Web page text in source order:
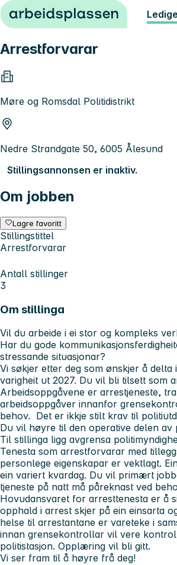
Hopp til innhold
Arrestforvarar
Møre og Romsdal Politidistrikt
Nedre Strandgate 50, 6005 Ålesund
Stillingsannonsen er inaktiv.
Om jobben
Lagre favoritt
Stillingstittel
Arrestforvarar
Antall stillinger
3
Om stillinga
Vil du arbeide i ei stor og kompleks
Har du gode
stressande situasjonar?
Vi søkjer etter deg som ønskjer å
varigheit ut 2027. Du vil bli tilsett som
Arbeidsoppgåvene er arrestjeneste,
arbeidsoppgåver innanfor
behov. Det er ikkje stilt krav til
Du vil høyre til den operative delen
Til stillinga ligg avgrensa
Tenesta som arrestforvarar med
personlege eigenskapar er vektlagt.
ein variert kvardag. Du vil primært
tjeneste på natt må påreknast ved
Hovudansvaret for arresttenesta er å
opphald i arrest skjer på ein einsarta
helse til arrestantane er vareteke i
innan grensekontrollar vil vere
politistasjon. Opplæring vil bli gitt.
Vi ser fram til å høyre frå deg!